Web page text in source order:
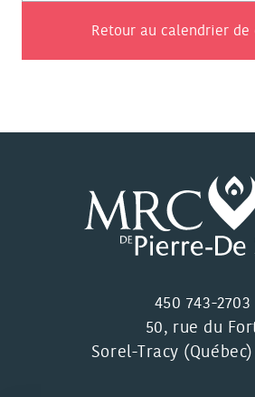
Retour au calendrier de
450 743-2703
50, rue du
Sorel-Tracy (Québec)